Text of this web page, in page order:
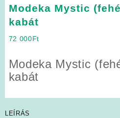
Modeka Mystic
kabát
72 000Ft
Modeka Mystic
kabát
LEÍRÁS